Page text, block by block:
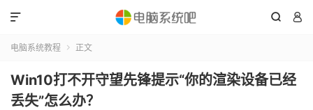
 

电脑系统教程  正文
Win10打不开守望先锋提示“你的渲染设备已经
丢失”怎么办？